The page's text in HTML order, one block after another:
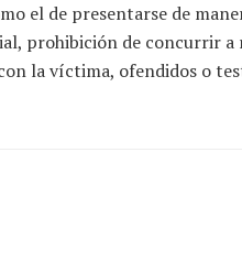
el de presentarse de
prohibición de concurrir a
la víctima, ofendidos o